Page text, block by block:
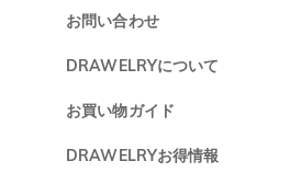
お問い合わせ
DRAWELRYについて
DRAWELRYについて
お買い物ガイド
発送について
DRAWELRYお得情報